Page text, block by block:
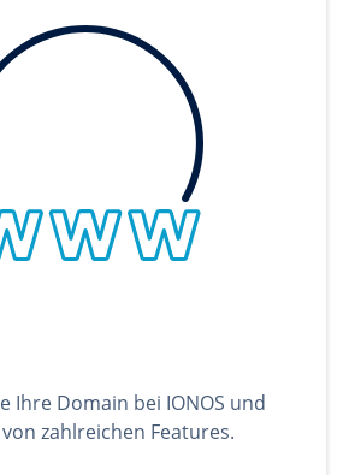
Ihre Domain bei IONOS und
zahlreichen Features.